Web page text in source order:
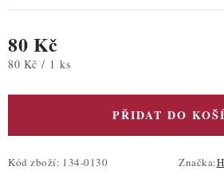
80 Kč
Měrná cena:
80 Kč / 1 ks
PŘIDAT DO
Kód zboží: 134-0130 Značka: